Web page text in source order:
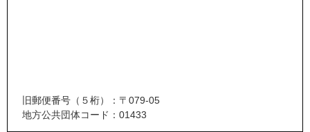
旧郵便番号（５桁）：〒079-05
地方公共団体コード：01433